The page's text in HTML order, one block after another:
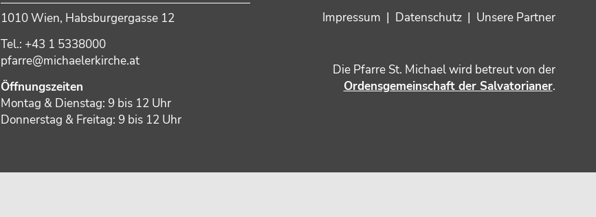
1010 Wien, Habsburgergasse 12
Tel.: +43 1 5338000
pfarre@michaelerkirche.at
Öffnungszeiten
Montag & Dienstag: 9 bis 12 Uhr
Donnerstag & Freitag: 9 bis 12 Uhr
Impressum | Datenschutz| Unsere Partner
Die Pfarre St. Michael wird betreut von der
Ordensgemeinschaft der Salvatorianer.